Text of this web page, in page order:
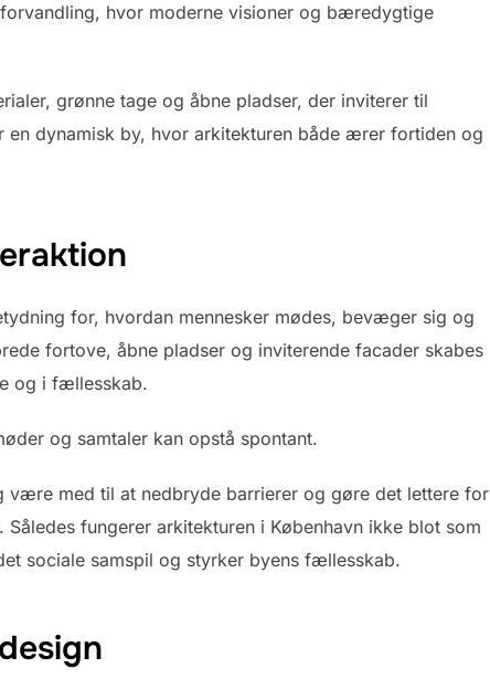
hvor moderne visioner og bæredygtige
grønne tage og åbne pladser, der inviterer til
dynamisk by, hvor arkitekturen både ærer fortiden og
for, hvordan mennesker mødes, bevæger sig og
fortove, åbne pladser og inviterende facader skabes
og i fællesskab.
og samtaler kan opstå spontant.
med til at nedbryde barrierer og gøre det lettere for
fungerer arkitekturen i København ikke blot som
sociale samspil og styrker byens fællesskab.